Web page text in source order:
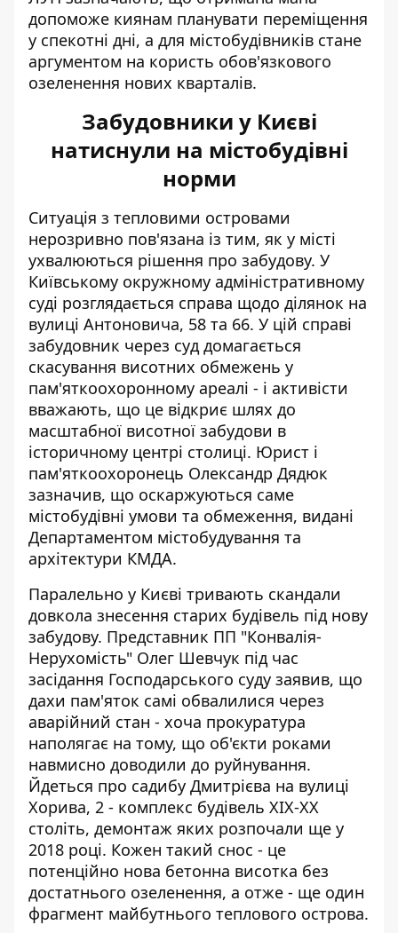
допоможе киянам планувати переміщення
у спекотні дні, а для містобудівників стане
аргументом на користь обов'язкового
озеленення нових кварталів.
Забудовники у Києві
натиснули на містобудівні
норми
Ситуація з тепловими островами
нерозривно пов'язана із тим, як у місті
ухвалюються рішення про забудову. У
Київському окружному адміністративному
суді розглядається справа щодо ділянок на
вулиці Антоновича, 58 та 66. У цій справі
забудовник через суд домагається
скасування висотних обмежень у
пам'яткоохоронному ареалі - і активісти
вважають, що це відкриє шлях до
масштабної висотної забудови в
історичному центрі столиці. Юрист і
пам'яткоохоронець Олександр Дядюк
зазначив, що оскаржуються саме
містобудівні умови та обмеження, видані
Департаментом містобудування та
архітектури КМДА.
Паралельно у Києві тривають скандали
довкола знесення старих будівель під нову
забудову. Представник ПП "Конвалія-
Нерухомість" Олег Шевчук під час
засідання Господарського суду заявив, що
дахи пам'яток самі обвалилися через
аварійний стан - хоча прокуратура
наполягає на тому, що об'єкти роками
навмисно доводили до руйнування.
Йдеться про садибу Дмитрієва на вулиці
Хорива, 2 - комплекс будівель XIX-XX
століть, демонтаж яких розпочали ще у
2018 році. Кожен такий снос - це
потенційно нова бетонна висотка без
достатнього озеленення, а отже - ще один
фрагмент майбутнього теплового острова.